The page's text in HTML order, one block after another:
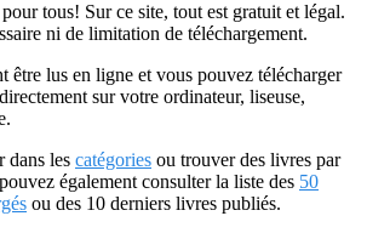
tous! Sur ce site, tout est gratuit et légal.
ni de limitation de téléchargement.
être lus en ligne et vous pouvez télécharger
sur votre ordinateur, liseuse,
dans les catégories ou trouver des livres par
également consulter la liste des 50
ou des 10 derniers livres publiés.